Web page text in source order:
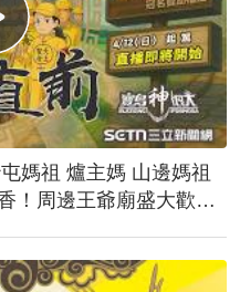
媽祖 爐主媽 山邊媽祖
！周邊王爺廟盛大歡